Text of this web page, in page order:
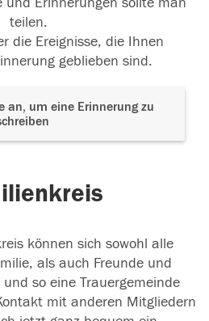
teilen.
die Ereignisse, die Ihnen
geblieben sind.
an, um eine Erinnerung zu
können sich sowohl alle
als auch Freunde und
so eine Trauergemeinde
mit anderen Mitgliedern